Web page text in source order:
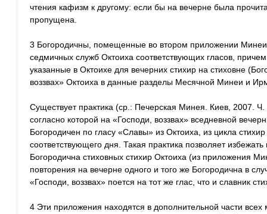
чтения кафизм к другому: если бы на вечерне была
пропущена.
3 Богородичны, помещенные во втором приложении
седмичных служб Октоиха соответствующих гласов,
указанные в Октоихе для вечерних стихир на стиховне
воззвах» Октоиха в данные разделы Месячной Минеи и
Существует практика (ср.: Печерская Минея. Киев, 2007.
согласно которой на «Господи, воззвах» вседневной
Богородичен по гласу «Славы» из Октоиха, из цикла
соответствующего дня. Такая практика позволяет
Богородична стиховных стихир Октоиха (из приложения
повторения на вечерне одного и того же Богородична в
«Господи, воззвах» поется на тот же глас, что и славник
4 Эти приложения находятся в дополнительной части